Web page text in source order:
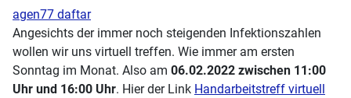
agen77 daftar
Angesichts der immer noch steigenden Infektionszahlen
wollen wir uns virtuell treffen. Wie immer am ersten
Sonntag im Monat. Also am 06.02.2022 zwischen 11:00
Uhr und 16:00 Uhr. Hier der Link Handarbeitstreff virtuell